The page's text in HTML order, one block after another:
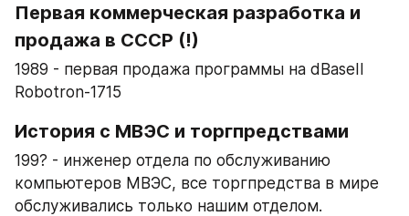
Первая коммерческая разработка и
продажа в СССР (!)
1989 - первая продажа программы на dBaseII
Robotron-1715
История с МВЭС и торгпредствами
199? - инженер отдела по обслуживанию
компьютеров МВЭС, все торгпредства в мире
обслуживались только нашим отделом.